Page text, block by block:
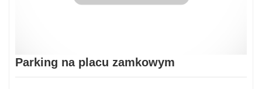
Parking na placu zamkowym